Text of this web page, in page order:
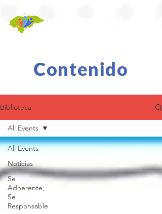
Contenido
Biblioteca
All Events
Noticias
Se
Adherente,
Se
Responsable
All Events